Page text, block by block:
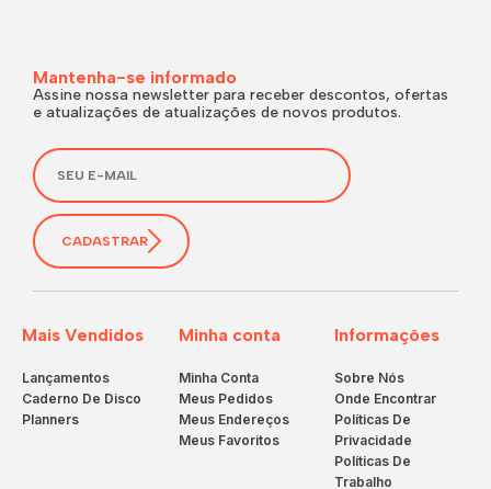
Mais Vendidos
Lançamentos
Caderno De Disco
Planners
Minha conta
Minha Conta
Meus Pedidos
Meus Endereços
Meus Favoritos
Informações
Sobre Nós
Onde Encontrar
Políticas De
Privacidade
Políticas De
Trabalho
Mantenha-se informado
Assine nossa newsletter para receber descontos, ofertas
e atualizações de atualizações de novos produtos.
CADASTRAR